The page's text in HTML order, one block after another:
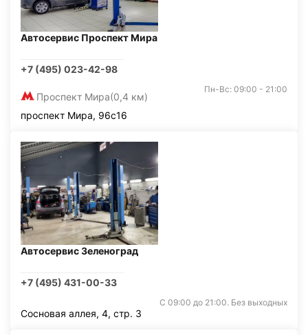
Автосервис Проспект Мира
+7 (495) 023-42-98
Проспект Мира(0,4 км)
Пн-Вс: 09:00 - 21:00
проспект Мира, 96с16
Автосервис Зеленоград
+7 (495) 431-00-33
С 09:00 до 21:00. Без выходных
Сосновая аллея, 4, стр. 3